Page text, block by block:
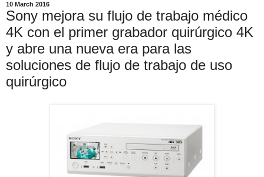
10 March 2016
Sony mejora su flujo de trabajo médico
4K con el primer grabador quirúrgico 4K
y abre una nueva era para las
soluciones de flujo de trabajo de uso